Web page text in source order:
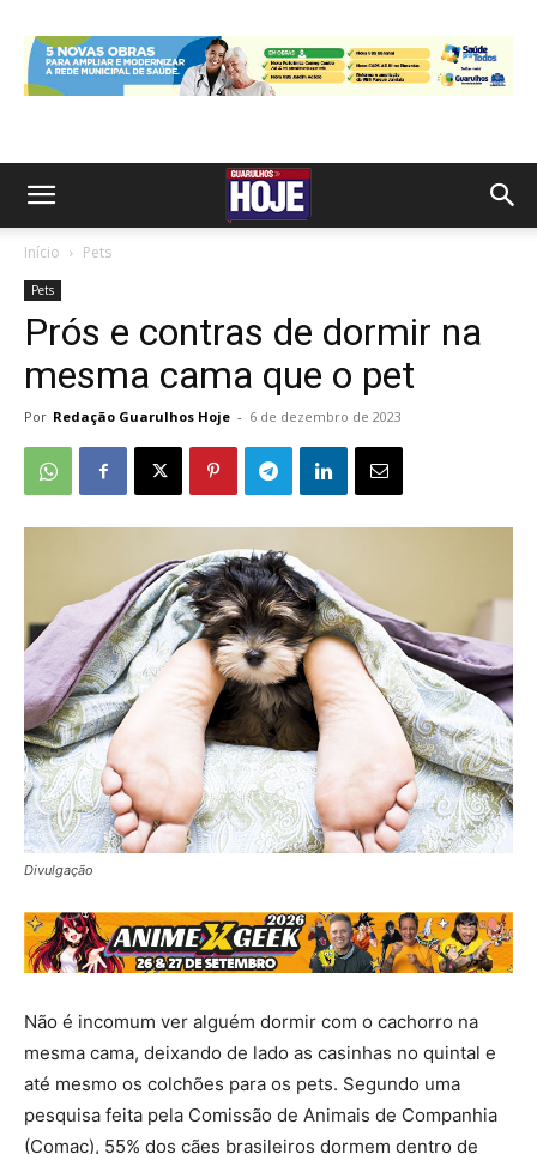
Início Pets
Pets
Prós e contras de dormir na
mesma cama que o pet
Por Redação Guarulhos Hoje - 6 de dezembro de 2023
Divulgação
Não é incomum ver alguém dormir com o cachorro na
mesma cama, deixando de lado as casinhas no quintal e
até mesmo os colchões para os pets. Segundo uma
pesquisa feita pela Comissão de Animais de Companhia
(Comac), 55% dos cães brasileiros dormem dentro de